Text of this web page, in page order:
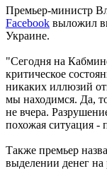
Премьер-министр
Facebook выложил
Украине.
"Сегодня на
критическое
никаких иллюзий
мы находимся. Да,
не вчера.
похожая ситуация -
Также премьер
выделении денег на